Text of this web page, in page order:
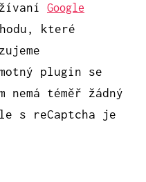
Google
které
plugin se
téměř žádný
s reCaptcha je